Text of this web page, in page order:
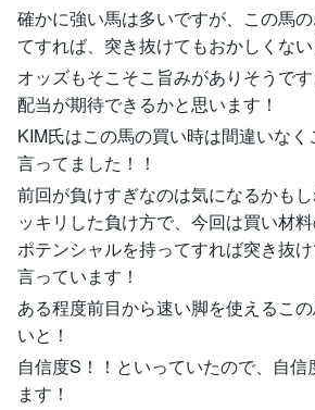
確かに強い馬は多いですが、この馬
てすれば、突き抜けてもおかしくない
オッズもそこそこ旨みがありそうで
配当が期待できるかと思います！
KIM氏はこの馬の買い時は間違いなく
言ってました！！
前回が負けすぎなのは気になるかも
ッキリした負け方で、今回は買い材
ポテンシャルを持ってすれば突き抜
言っています！
ある程度前目から速い脚を使えるこ
いと！
自信度S！！といっていたので、自信
ます！